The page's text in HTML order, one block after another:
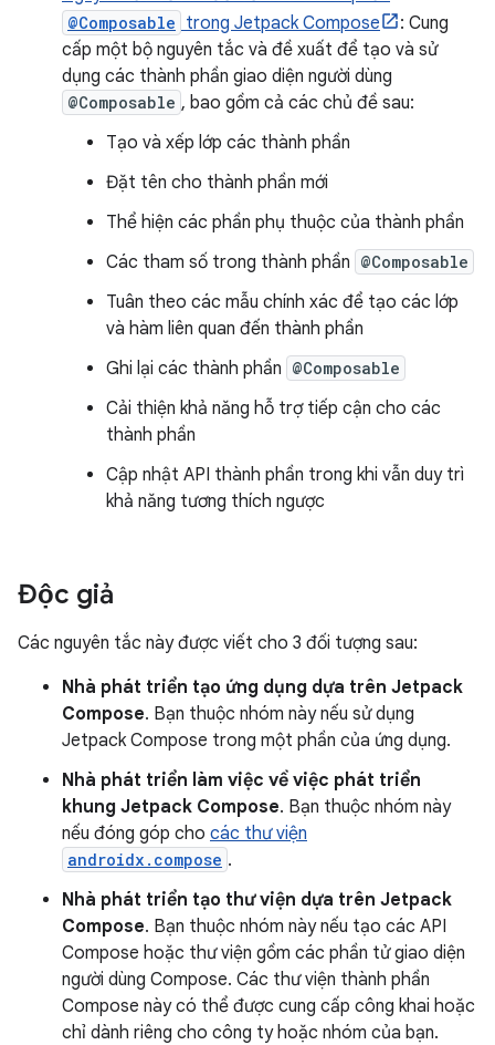
@Composable trong Jetpack Compose
: Cung
cấp một bộ nguyên tắc và đề xuất để tạo và sử
dụng các thành phần giao diện người dùng
@Composable , bao gồm cả các chủ đề sau:
Tạo và xếp lớp các thành phần
Đặt tên cho thành phần mới
Thể hiện các phần phụ thuộc của thành phần
Các tham số trong thành phần @Composable
Tuân theo các mẫu chính xác để tạo các lớp
và hàm liên quan đến thành phần
Ghi lại các thành phần @Composable
Cải thiện khả năng hỗ trợ tiếp cận cho các
thành phần
Cập nhật API thành phần trong khi vẫn duy trì
khả năng tương thích ngược
Độc giả
Các nguyên tắc này được viết cho 3 đối tượng sau:
Nhà phát triển tạo ứng dụng dựa trên Jetpack
Compose. Bạn thuộc nhóm này nếu sử dụng
Jetpack Compose trong một phần của ứng dụng.
Nhà phát triển làm việc về việc phát triển
khung Jetpack Compose. Bạn thuộc nhóm này
nếu đóng góp cho các thư viện
androidx.compose .
Nhà phát triển tạo thư viện dựa trên Jetpack
Compose. Bạn thuộc nhóm này nếu tạo các API
Compose hoặc thư viện gồm các phần tử giao diện
người dùng Compose. Các thư viện thành phần
Compose này có thể được cung cấp công khai hoặc
chỉ dành riêng cho công ty hoặc nhóm của bạn.